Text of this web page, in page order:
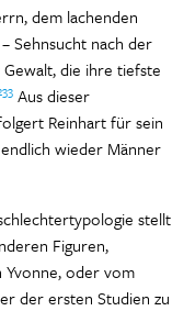
dem lachenden
Sehnsucht nach der
die ihre tiefste
Aus dieser
Reinhart für sein
wieder Männer
stellt
Figuren,
oder vom
der ersten Studien zu